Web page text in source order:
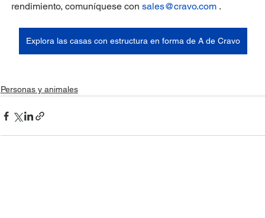
rendimiento, comuníquese con sales@cravo.com .
Explora las casas con estructura en forma de A de Cravo
Personas y animales